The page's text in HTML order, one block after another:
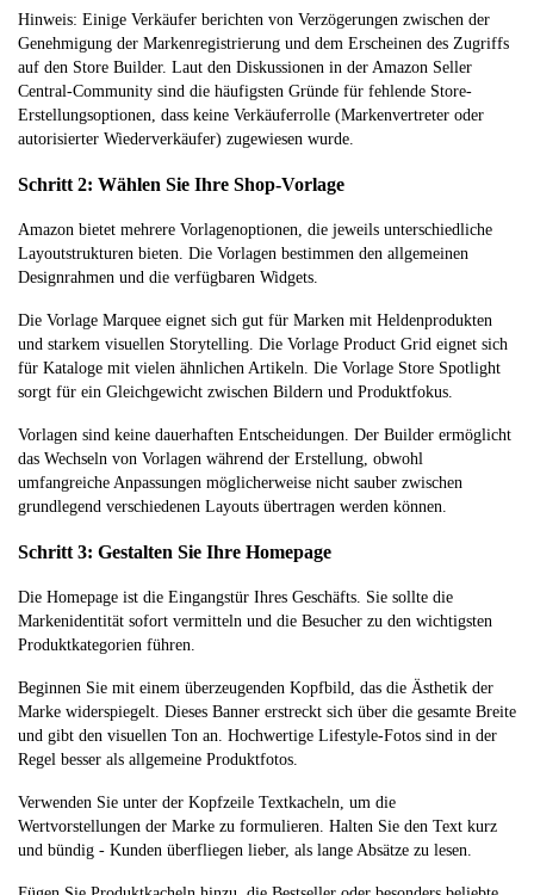
Hinweis: Einige Verkäufer berichten von Verzögerungen zwischen der
Genehmigung der Markenregistrierung und dem Erscheinen des Zugriffs
auf den Store Builder. Laut den Diskussionen in der Amazon Seller
Central-Community sind die häufigsten Gründe für fehlende Store-
Erstellungsoptionen, dass keine Verkäuferrolle (Markenvertreter oder
autorisierter Wiederverkäufer) zugewiesen wurde.
Schritt 2: Wählen Sie Ihre Shop-Vorlage
Amazon bietet mehrere Vorlagenoptionen, die jeweils unterschiedliche
Layoutstrukturen bieten. Die Vorlagen bestimmen den allgemeinen
Designrahmen und die verfügbaren Widgets.
Die Vorlage Marquee eignet sich gut für Marken mit Heldenprodukten
und starkem visuellen Storytelling. Die Vorlage Product Grid eignet sich
für Kataloge mit vielen ähnlichen Artikeln. Die Vorlage Store Spotlight
sorgt für ein Gleichgewicht zwischen Bildern und Produktfokus.
Vorlagen sind keine dauerhaften Entscheidungen. Der Builder ermöglicht
das Wechseln von Vorlagen während der Erstellung, obwohl
umfangreiche Anpassungen möglicherweise nicht sauber zwischen
grundlegend verschiedenen Layouts übertragen werden können.
Schritt 3: Gestalten Sie Ihre Homepage
Die Homepage ist die Eingangstür Ihres Geschäfts. Sie sollte die
Markenidentität sofort vermitteln und die Besucher zu den wichtigsten
Produktkategorien führen.
Beginnen Sie mit einem überzeugenden Kopfbild, das die Ästhetik der
Marke widerspiegelt. Dieses Banner erstreckt sich über die gesamte Breite
und gibt den visuellen Ton an. Hochwertige Lifestyle-Fotos sind in der
Regel besser als allgemeine Produktfotos.
Verwenden Sie unter der Kopfzeile Textkacheln, um die
Wertvorstellungen der Marke zu formulieren. Halten Sie den Text kurz
und bündig - Kunden überfliegen lieber, als lange Absätze zu lesen.